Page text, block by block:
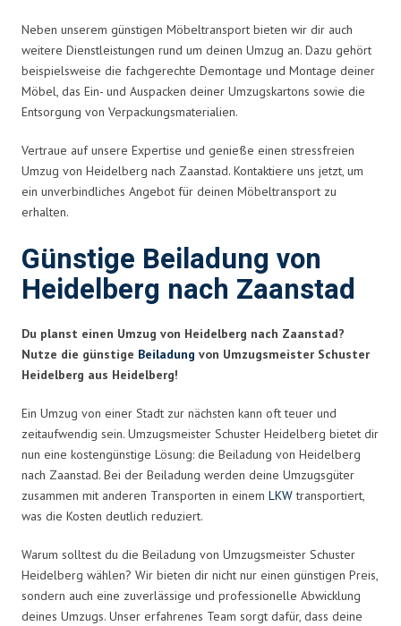
Neben unserem günstigen Möbeltransport bieten wir dir auch
weitere Dienstleistungen rund um deinen Umzug an. Dazu gehört
beispielsweise die fachgerechte Demontage und Montage deiner
Möbel, das Ein- und Auspacken deiner Umzugskartons sowie die
Entsorgung von Verpackungsmaterialien.
Vertraue auf unsere Expertise und genieße einen stressfreien
Umzug von Heidelberg nach Zaanstad. Kontaktiere uns jetzt, um
ein unverbindliches Angebot für deinen Möbeltransport zu
erhalten.
Günstige Beiladung von
Heidelberg nach Zaanstad
Du planst einen Umzug von Heidelberg nach Zaanstad?
Nutze die günstige Beiladung von Umzugsmeister Schuster
Heidelberg aus Heidelberg!
Ein Umzug von einer Stadt zur nächsten kann oft teuer und
zeitaufwendig sein. Umzugsmeister Schuster Heidelberg bietet dir
nun eine kostengünstige Lösung: die Beiladung von Heidelberg
nach Zaanstad. Bei der Beiladung werden deine Umzugsgüter
zusammen mit anderen Transporten in einem LKWtransportiert,
was die Kosten deutlich reduziert.
Warum solltest du die Beiladung von Umzugsmeister Schuster
Heidelberg wählen? Wir bieten dir nicht nur einen günstigen Preis,
sondern auch eine zuverlässige und professionelle Abwicklung
deines Umzugs. Unser erfahrenes Team sorgt dafür, dass deine